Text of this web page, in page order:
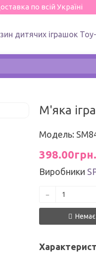
по всій Україні
М'яка
Модель:
398.00грн.
Виробники
Немає